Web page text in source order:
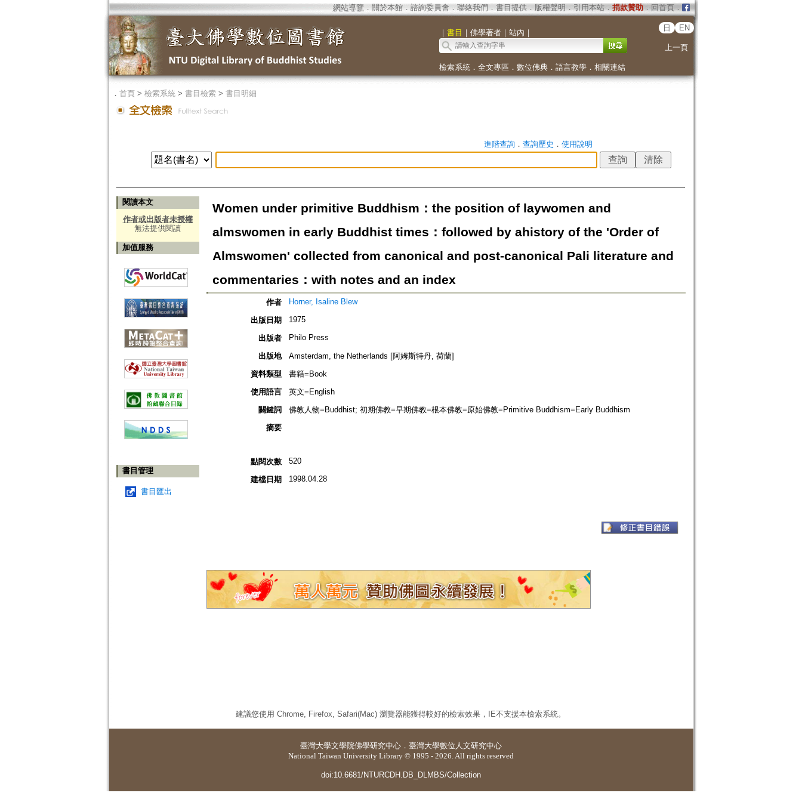
網站導覽 ． 關於本館． 諮詢委員會． 聯絡我們 ． 書目提供． 版權聲明 ． 引用本站． 捐款贊助．回首頁．
｜ 書目 ｜ 佛學著者｜ 站內 ｜
日 EN
上一頁
檢索系統． 全文專區 ． 數位佛典． 語言教學． 相關連結
． 首頁> 檢索系統> 書目檢索> 書目明細
進階查詢． 查詢歷史 ． 使用說明
閱讀本文
作者或出版者未授權
無法提供閱讀
加值服務
書目管理
書目匯出
Women under primitive Buddhism：the position of laywomen and
almswomen in early Buddhist times：followed by ahistory of the 'Order of
Almswomen' collected from canonical and post-canonical Pali literature and
commentaries：with notes and an index
作者 Horner, Isaline Blew
出版日期 1975
出版者 Philo Press
出版地
Amsterdam, the Netherlands [阿姆斯特丹, 荷蘭]
資料類型
書籍=Book
使用語言
英文=English
關鍵詞
佛教人物=Buddhist; 初期佛教=早期佛教=根本佛教=原始佛教=Primitive Buddhism=Early Buddhism
摘要
點閱次數 520
建檔日期 1998.04.28
建議您使用 Chrome, Firefox, Safari(Mac) 瀏覽器能獲得較好的檢索效果，IE不支援本檢索系統。
臺灣大學文學院佛學研究中心 ． 臺灣大學數位人文研究中心
National Taiwan University Library © 1995 - 2026. All rights reserved
doi:10.6681/NTURCDH.DB_DLMBS/Collection